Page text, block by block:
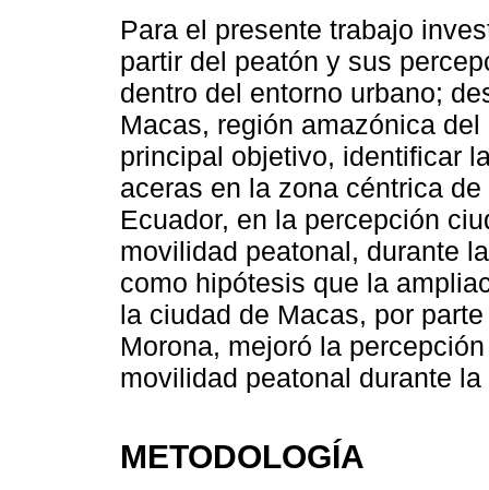
Para el presente trabajo
partir del peatón y sus
dentro del entorno urbano;
Macas, región amazónica
principal objetivo, identificar
aceras en la zona céntrica
Ecuador, en la percepción
movilidad peatonal, durante
como hipótesis que la
la ciudad de Macas, por
Morona, mejoró la
movilidad peatonal durante
METODOLOGÍA